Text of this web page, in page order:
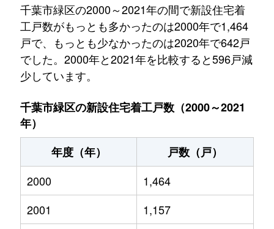
千葉市緑区の2000～2021年の間で新設住宅着
工戸数がもっとも多かったのは2000年で1,464
戸で、もっとも少なかったのは2020年で642戸
でした。2000年と2021年を比較すると596戸減
少しています。
千葉市緑区の新設住宅着工戸数（2000～2021
年）
年度（年）
戸数（戸）
2000
1,464
2001
1,157